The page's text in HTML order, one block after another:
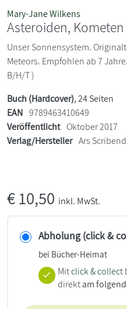
Mary-Jane Wilkens
Asteroiden,
Unser Sonnensystem.
Meteors. Empfohlen ab 7
B/H/T )
Buch (Hardcover), 24 Seiten
EAN 9789463410649
Veröffentlicht Oktober 2017
Verlag/Hersteller Ars
€10,50 inkl. MwSt.
Abholung (click &
bei Bücher-Heimat
Mitclick & collect
direktam